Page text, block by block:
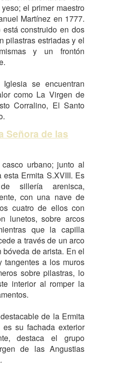
el primer maestro
Martínez en 1777.
construido en dos
pilastras estriadas y el
y un frontón
se encuentran
como La Virgen de
Corralino, El Santo
Señora de las
urbano; junto al
Ermita S.XVIII. Es
sillería arenisca,
con una nave de
cuatro de ellos con
lunetos, sobre arcos
que la capilla
a través de un arco
de arista. En el
a los muros
sobre pilastras, lo
interior al romper la
de la Ermita
su fachada exterior
destaca el grupo
de las Angustias